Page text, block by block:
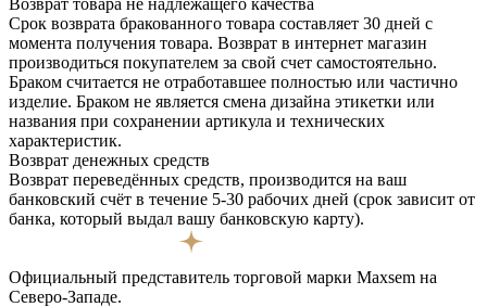
Срок возврата бракованного товара составляет 30 дней с
момента получения товара. Возврат в интернет магазин
производиться покупателем за свой счет самостоятельно.
Браком считается не отработавшее полностью или частично
изделие. Браком не является смена дизайна этикетки или
названия при сохранении артикула и технических
характеристик.
Возврат денежных средств
Возврат переведённых средств, производится на ваш
банковский счёт в течение 5-30 рабочих дней (срок зависит от
банка, который выдал вашу банковскую карту).
Официальный представитель торговой марки Maxsem на
Северо-Западе.